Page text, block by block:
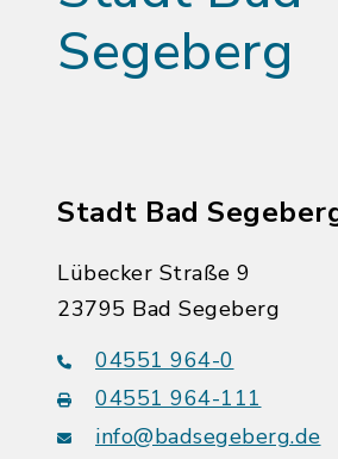
Segeberg
Stadt Bad
Lübecker Straße 9
23795 Bad Segeberg
04551 964-0
04551 964-111
info@badsegeberg.de